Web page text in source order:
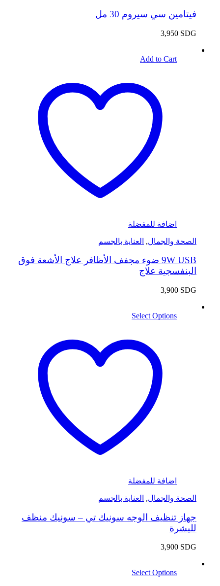
فيتامين سي سيروم 30 مل
3,950 SDG
Add to Cart
اضافة للمفضلة
الصحة والجمال, العناية بالجسم
9W USB ضوء مجفف الأظافر علاج الأشعة فوق
البنفسجية علاج
3,900 SDG
Select Options
اضافة للمفضلة
الصحة والجمال, العناية بالجسم
جهاز تنظيف الوجه سونيك تي – سونيك منظف
للبشرة
3,900 SDG
Select Options